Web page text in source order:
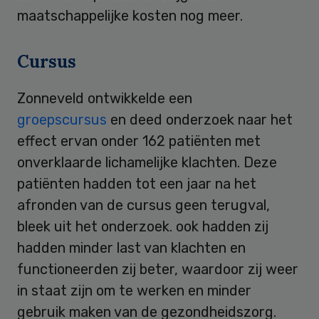
maatschappelijke kosten nog meer.
Cursus
Zonneveld ontwikkelde een
groepscursus en deed onderzoek naar het
effect ervan onder 162 patiënten met
onverklaarde lichamelijke klachten. Deze
patiënten hadden tot een jaar na het
afronden van de cursus geen terugval,
bleek uit het onderzoek. ook hadden zij
hadden minder last van klachten en
functioneerden zij beter, waardoor zij weer
in staat zijn om te werken en minder
gebruik maken van de gezondheidszorg.